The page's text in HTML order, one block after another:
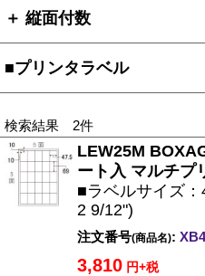
＋ 縦面付数
■プリンタラベル
検索結果 2件
LEW25M
ート入 マルチプ
■ラベルサイズ
2 9/12")
注文番号(商品名):
3,810 円+税